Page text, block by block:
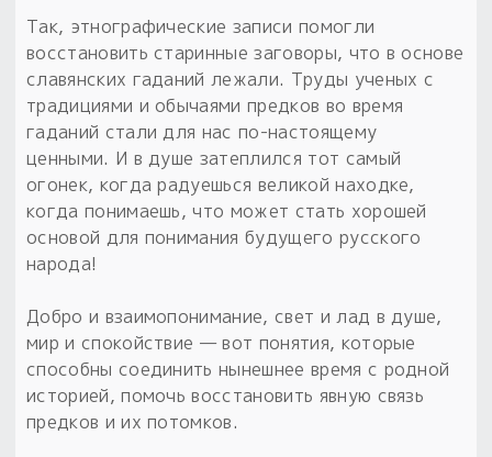
Так, этнографические записи помогли
восстановить старинные заговоры, что в основе
славянских гаданий лежали. Труды ученых с
традициями и обычаями предков во время
гаданий стали для нас по-настоящему
ценными. И в душе затеплился тот самый
огонек, когда радуешься великой находке,
когда понимаешь, что может стать хорошей
основой для понимания будущего русского
народа!
Добро и взаимопонимание, свет и лад в душе,
мир и спокойствие — вот понятия, которые
способны соединить нынешнее время с родной
историей, помочь восстановить явную связь
предков и их потомков.